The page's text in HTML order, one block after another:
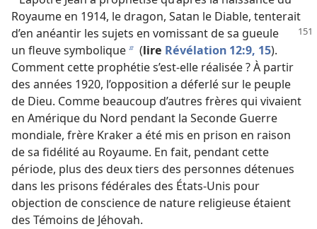
Royaume en 1914, le dragon, Satan le Diable, tenterait
d’en anéantir les sujets en vomissant de sa gueule
un fleuve symboliqueb (lire Révélation 12:9, 15).
Comment cette prophétie s’est-​elle réalisée ? À partir
des années 1920, l’opposition a déferlé sur le peuple
de Dieu. Comme beaucoup d’autres frères qui vivaient
en Amérique du Nord pendant la Seconde Guerre
mondiale, frère Kraker a été mis en prison en raison
de sa fidélité au Royaume. En fait, pendant cette
période, plus des deux tiers des personnes détenues
dans les prisons fédérales des États-Unis pour
objection de conscience de nature religieuse étaient
des Témoins de Jéhovah.